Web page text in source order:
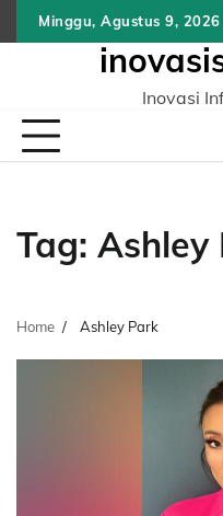
to
Minggu, Agustus 9, 2026
Inovasi
Tag: Ashley
Home Ashley Park